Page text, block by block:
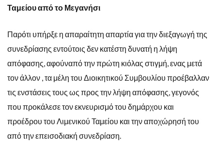
Ταμείου από το Μεγανήσι
Παρότι υπήρξε η απαραίτητη απαρτία για την διεξαγωγή της
συνεδρίασης εντούτοις δεν κατέστη δυνατή η λήψη
απόφασης, αφούναπό την πρώτη κιόλας στιγμή, ενας μετά
τον άλλον , τα μέλη του Διοικητικού Συμβουλίου προέβαλλαν
τις ενστάσεις τους ως προς την λήψη απόφασης, γεγονός
που προκάλεσε τον εκνευρισμό του δημάρχου και
προέδρου του Λιμενικού Ταμείου και την αποχώρησή του
από την επεισοδιακή συνεδρίαση.